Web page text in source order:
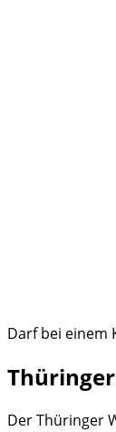
Darf bei einem
Der Thüringer